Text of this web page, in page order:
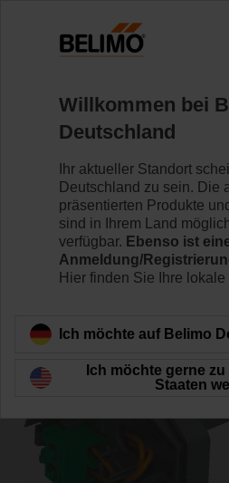
ZBAT95
Zurück zur Produktkategorie
Willkommen bei
Deutschland
Ihr aktueller Standort
Deutschland zu sein. Die
präsentierten Produkte
sind in Ihrem Land
verfügbar. Ebenso ist
Anmeldung/
Hier finden Sie Ihre
Ich möchte auf Belimo
Ich möchte gerne
Staaten